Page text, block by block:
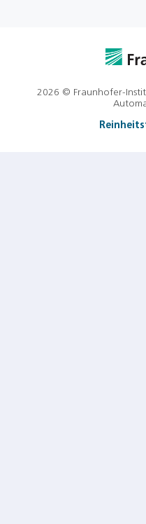
2026 © Fraunhofer-